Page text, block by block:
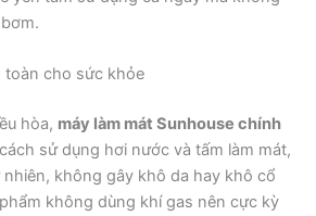
toàn cho sức khỏe
hòa, máy làm mát Sunhouse chính
sử dụng hơi nước và tấm làm mát,
không gây khô da hay khô cổ
không dùng khí gas nên cực kỳ